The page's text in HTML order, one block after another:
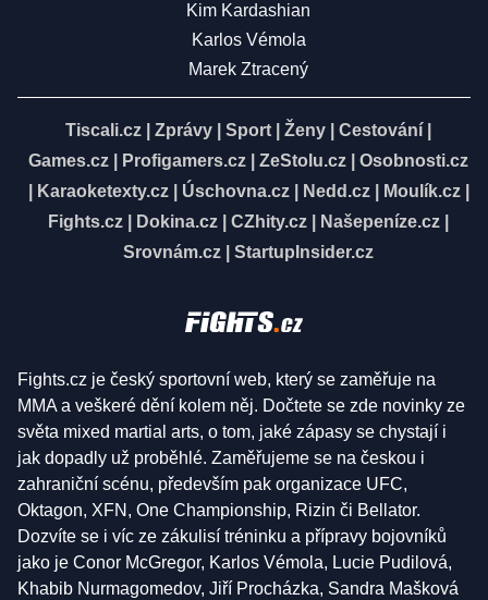
Kim Kardashian
Karlos Vémola
Marek Ztracený
Tiscali.cz Zprávy Sport Ženy Cestování
Games.cz
Profigamers.cz ZeStolu.cz
Osobnosti.cz
Karaoketexty.cz| Úschovna.cz| Nedd.cz| Moulík.cz|
Fights.cz
Dokina.cz CZhity.cz Našepeníze.cz
Srovnám.cz
StartupInsider.cz
Fights.cz je český sportovní web, který se zaměřuje na
MMA a veškeré dění kolem něj. Dočtete se zde novinky ze
světa mixed martial arts, o tom, jaké zápasy se chystají i
jak dopadly už proběhlé. Zaměřujeme se na českou i
zahraniční scénu, především pak organizace UFC,
Oktagon, XFN, One Championship, Rizin či Bellator.
Dozvíte se i víc ze zákulisí tréninku a přípravy bojovníků
jako je Conor McGregor, Karlos Vémola, Lucie Pudilová,
Khabib Nurmagomedov, Jiří Procházka, Sandra Mašková